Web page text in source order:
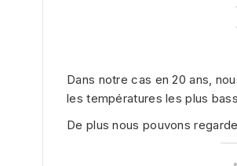
Dans notre cas en 20 ans,
les températures les plus
De plus nous pouvons